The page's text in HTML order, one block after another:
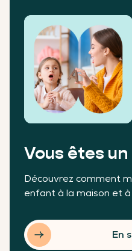
Vous êtes
Découvrez comment
enfant à la maison et à
En